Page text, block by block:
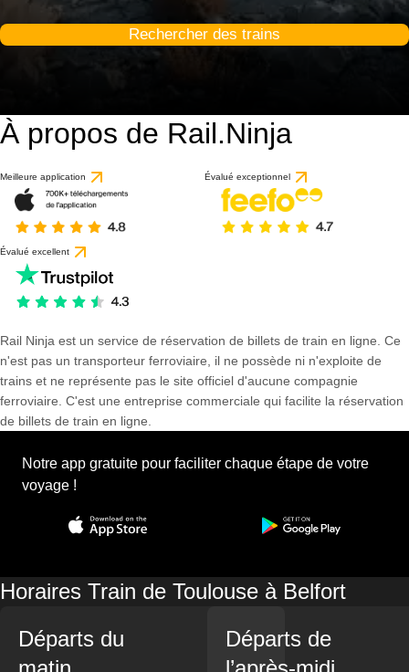
Rechercher des trains
À propos de Rail.Ninja
Meilleure application Évalué exceptionnel
Évalué excellent
Rail Ninja est un service de réservation de billets de train en ligne. Ce
n'est pas un transporteur ferroviaire, il ne possède ni n'exploite de
trains et ne représente pas le site officiel d'aucune compagnie
ferroviaire. C'est une entreprise commerciale qui facilite la réservation
de billets de train en ligne.
Notre app gratuite pour faciliter chaque étape de votre
voyage !
Horaires Train de Toulouse à Belfort
Départs du
Départs de